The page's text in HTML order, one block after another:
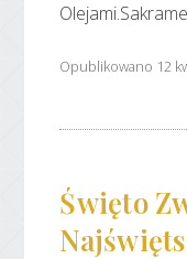
Opublikowano 12
Święto